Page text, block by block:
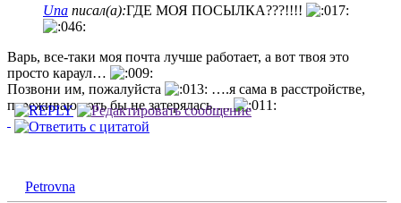
Una писал(а):ГДЕ МОЯ ПОСЫЛКА???!!!!
Варь, все-таки моя почта лучше работает, а вот твоя это
просто караул…
Позвони им, пожалуйста
….я сама в расстройстве,
переживаю хоть бы не затерялась….
Petrovna